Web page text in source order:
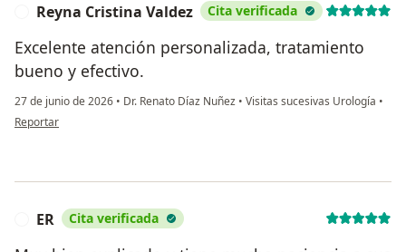
Reyna Cristina Valdez Cita verificada
Excelente atención personalizada, tratamiento
bueno y efectivo.
27 de junio de 2026 • Dr. Renato Díaz Nuñez • Visitas sucesivas Urología •
en opinión del usuario Reyna Cristina Valdez
Reportar
ER Cita verificada